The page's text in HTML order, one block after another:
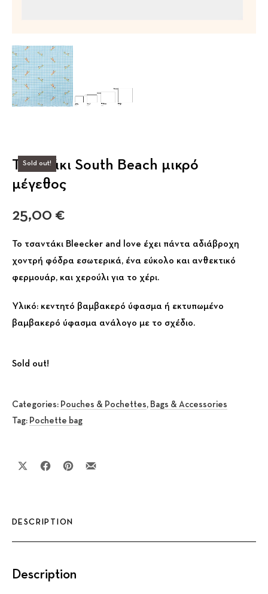
Sold out!
Τσαντάκι South Beach μικρό
μέγεθος
25,00 €
Το τσαντάκι Bleecker and love έχει πάντα αδιάβροχη
χοντρή φόδρα εσωτερικά, ένα εύκολο και ανθεκτικό
φερμουάρ, και χερούλι για το χέρι.
Υλικό: κεντητό βαμβακερό ύφασμα ή εκτυπωμένο
βαμβακερό ύφασμα ανάλογο με το σχέδιο.
Sold out!
Categories: Pouches & Pochettes, Bags & Accessories
Tag: Pochette bag
Share on XShare on Facebook
Share on Pinterest
DESCRIPTION
Description